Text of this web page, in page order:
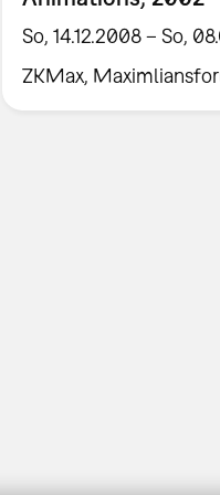
So, 14.12.2008 – So,
ZKMax,